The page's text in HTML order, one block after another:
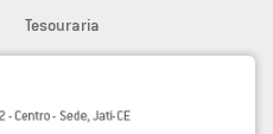
Tesouraria